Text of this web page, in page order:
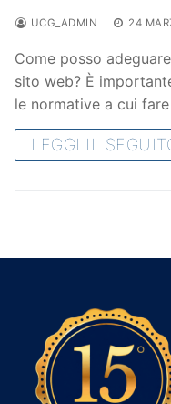
UCG_ADMIN 24
Come posso
sito web? È
le normative a cui
LEGGI IL